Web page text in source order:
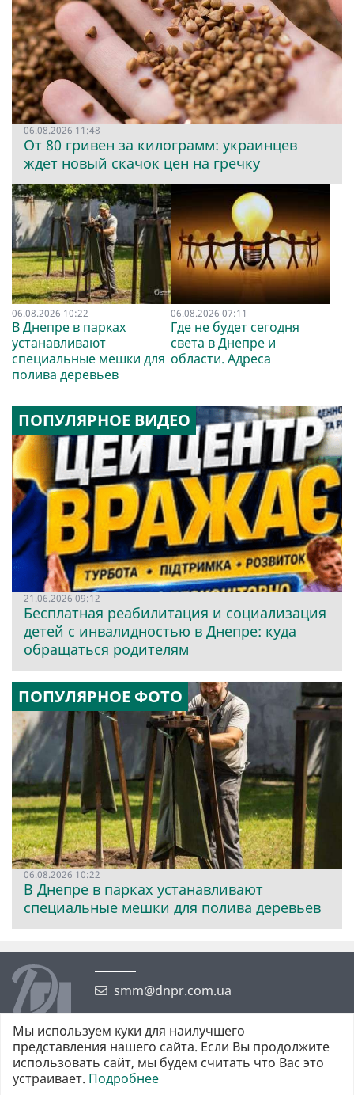
06.08.2026 11:48
От 80 гривен за килограмм: украинцев
ждет новый скачок цен на гречку
06.08.2026 10:22
В Днепре в парках
устанавливают
специальные мешки для
полива деревьев
06.08.2026 07:11
Где не будет сегодня
света в Днепре и
области. Адреса
ПОПУЛЯРНОЕ ВИДЕО
21.06.2026 09:12
Бесплатная реабилитация и социализация
детей с инвалидностью в Днепре: куда
обращаться родителям
ПОПУЛЯРНОЕ ФОТО
06.08.2026 10:22
В Днепре в парках устанавливают
специальные мешки для полива деревьев
smm@dnpr.com.ua
©2026 https://dnpr.com.ua Дніпровська порадниця
Мы используем куки для наилучшего
представления нашего сайта. Если Вы продолжите
использовать сайт, мы будем считать что Вас это
устраивает. Подробнее